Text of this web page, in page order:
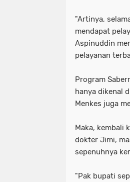
"Artinya,
mendapat
Aspinuddin
pelayanan
Program
hanya dikenal
Menkes juga
Maka, kembali
dokter Jimi,
sepenuhnya
"Pak bupati